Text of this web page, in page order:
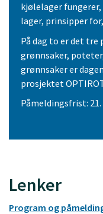
kjølelager
lager, prinsipper
På dag to er det
grønnsaker,
grønnsaker er
prosjektet
Påmeldingsfrist: 21.
Lenker
Program og